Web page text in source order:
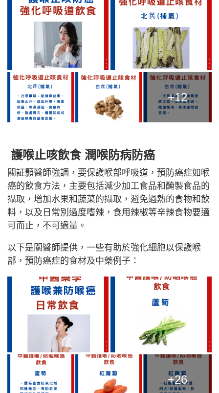
+12
護喉止咳飲食 潤喉防病防癌
關証顥醫師強調，要保護喉部呼吸道，預防癌症如喉
癌的飲食方法，主要包括減少加工食品和醃製食品的
攝取，增加水果和蔬菜的攝取，避免過熱的食物和飲
料，以及日常別過度嗜辣，食用辣椒等辛辣食物要適
可而止，不可過量。
以下是關醫師提供，一些有助於強化細胞以保護喉
部，預防癌症的食材及中藥例子：
+26